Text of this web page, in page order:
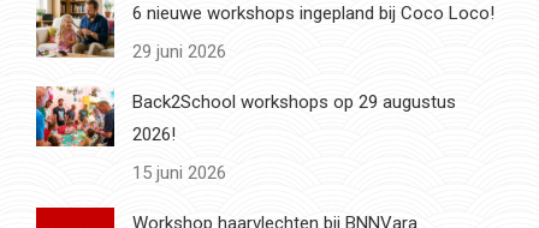
6 nieuwe workshops ingepland bij Coco Loco!
29 juni 2026
Back2School workshops op 29 augustus
2026!
15 juni 2026
Workshop haarvlechten bij BNNVara